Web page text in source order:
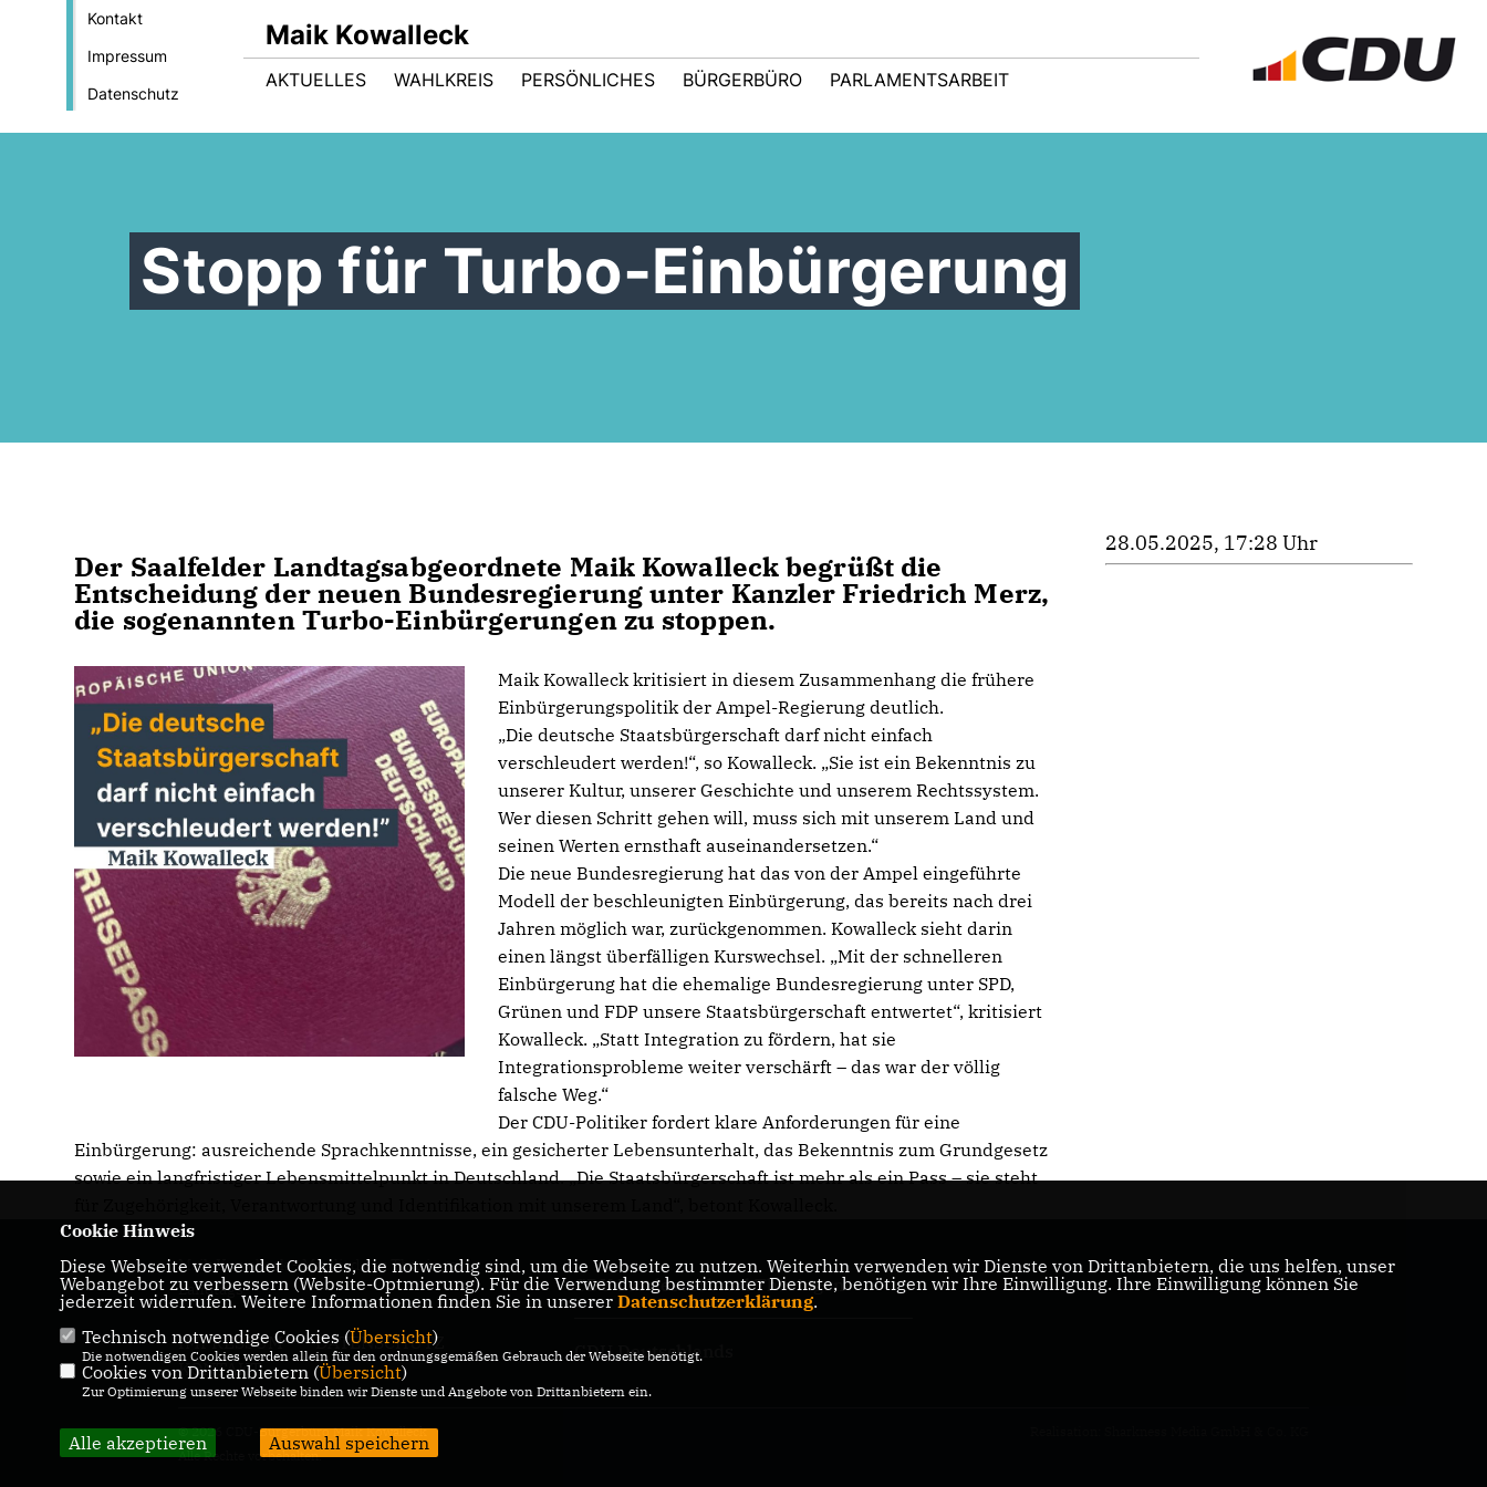
Kontakt
Impressum
Datenschutz
Maik Kowalleck
AKTUELLES WAHLKREIS PERSÖNLICHES BÜRGERBÜRO PARLAMENTSARBEIT
Stopp für Turbo-Einbürgerung
Der Saalfelder Landtagsabgeordnete Maik Kowalleck begrüßt die
Entscheidung der neuen Bundesregierung unter Kanzler Friedrich Merz,
die sogenannten Turbo-Einbürgerungen zu stoppen.
Maik Kowalleck kritisiert in diesem Zusammenhang die frühere
Einbürgerungspolitik der Ampel-Regierung deutlich.
Die deutsche Staatsbürgerschaft darf nicht einfach
verschleudert werden!“, so Kowalleck. „Sie ist ein Bekenntnis zu
unserer Kultur, unserer Geschichte und unserem Rechtssystem.
Wer diesen Schritt gehen will, muss sich mit unserem Land und
seinen Werten ernsthaft auseinandersetzen.“
Die neue Bundesregierung hat das von der Ampel eingeführte
Modell der beschleunigten Einbürgerung, das bereits nach drei
Jahren möglich war, zurückgenommen. Kowalleck sieht darin
einen längst überfälligen Kurswechsel. „Mit der schnelleren
Einbürgerung hat die ehemalige Bundesregierung unter SPD,
Grünen und FDP unsere Staatsbürgerschaft entwertet“, kritisiert
Kowalleck. „Statt Integration zu fördern, hat sie
Integrationsprobleme weiter verschärft – das war der völlig
falsche Weg.“
Der CDU-Politiker fordert klare Anforderungen für eine
Einbürgerung: ausreichende Sprachkenntnisse, ein gesicherter Lebensunterhalt, das Bekenntnis zum Grundgesetz
sowie ein langfristiger Lebensmittelpunkt in Deutschland. „Die Staatsbürgerschaft ist mehr als ein Pass – sie steht
28.05.2025, 17:28 Uhr
Maik Kowalleck - Mitglied des Thüringer
Landtags
IMPRESSUM
DATENSCHUTZ
KONTAKT
CDU Landesverband Thüringen
CDU Deutschlands
© 2026 CDU-Bürgerbüro Maik Kowalleck
Alle Rechte vorbehalten.
Cookie Hinweis
Diese Webseite verwendet Cookies, die notwendig sind, um die Webseite zu nutzen. Weiterhin verwenden wir Dienste von Drittanbietern, die uns helfen, unser
Webangebot zu verbessern (Website-Optmierung). Für die Verwendung bestimmter Dienste, benötigen wir Ihre Einwilligung. Ihre Einwilligung können Sie
jederzeit widerrufen. Weitere Informationen finden Sie in unserer Datenschutzerklärung.
Technisch notwendige Cookies (Übersicht)
Die notwendigen Cookies werden allein für den ordnungsgemäßen Gebrauch der Webseite benötigt.
Cookies von Drittanbietern (Übersicht)
Zur Optimierung unserer Webseite binden wir Dienste und Angebote von Drittanbietern ein.
Alle akzeptieren Auswahl speichern